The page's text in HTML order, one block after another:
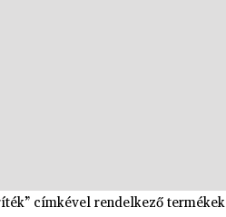
címkével rendelkező termékek